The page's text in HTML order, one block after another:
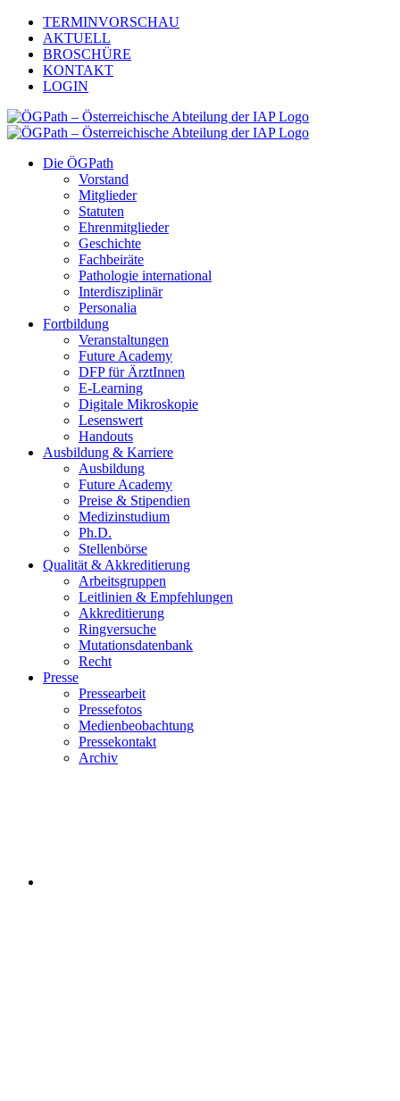
Zum
Inhalt
springen
TERMINVORSCHAU
AKTUELL
BROSCHÜRE
KONTAKT
LOGIN
Die ÖGPath
Vorstand
Mitglieder
Statuten
Ehrenmitglieder
Geschichte
Fachbeiräte
Pathologie international
Interdisziplinär
Personalia
Fortbildung
Veranstaltungen
Future Academy
DFP für ÄrztInnen
E-Learning
Digitale Mikroskopie
Lesenswert
Handouts
Ausbildung & Karriere
Ausbildung
Future Academy
Preise & Stipendien
Medizinstudium
Ph.D.
Stellenbörse
Qualität & Akkreditierung
Arbeitsgruppen
Leitlinien & Empfehlungen
Akkreditierung
Ringversuche
Mutationsdatenbank
Recht
Presse
Pressearbeit
Pressefotos
Medienbeobachtung
Pressekontakt
Archiv